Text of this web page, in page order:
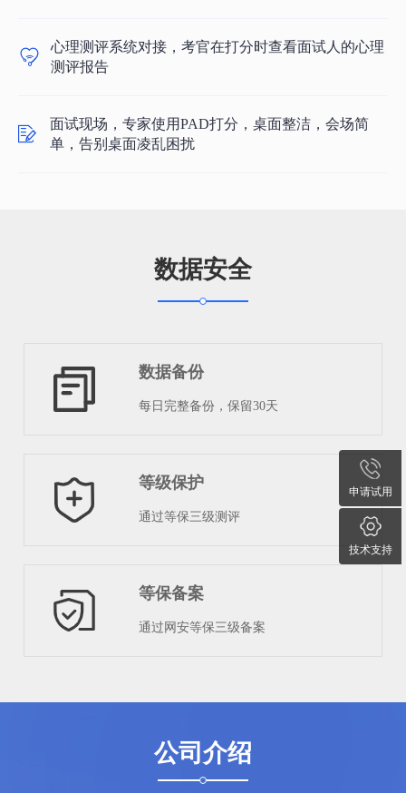
申请试用
技术支持
心理测评系统对接，考官在打分时查看面试人的心理
测评报告
面试现场，专家使用PAD打分，桌面整洁，会场简
单，告别桌面凌乱困扰
数据安全
数据备份
每日完整备份，保留30天
等级保护
通过等保三级测评
等保备案
通过网安等保三级备案
公司介绍